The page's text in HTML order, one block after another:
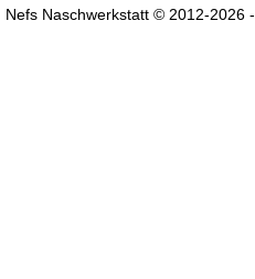
Nefs Naschwerkstatt © 2012-2026 -